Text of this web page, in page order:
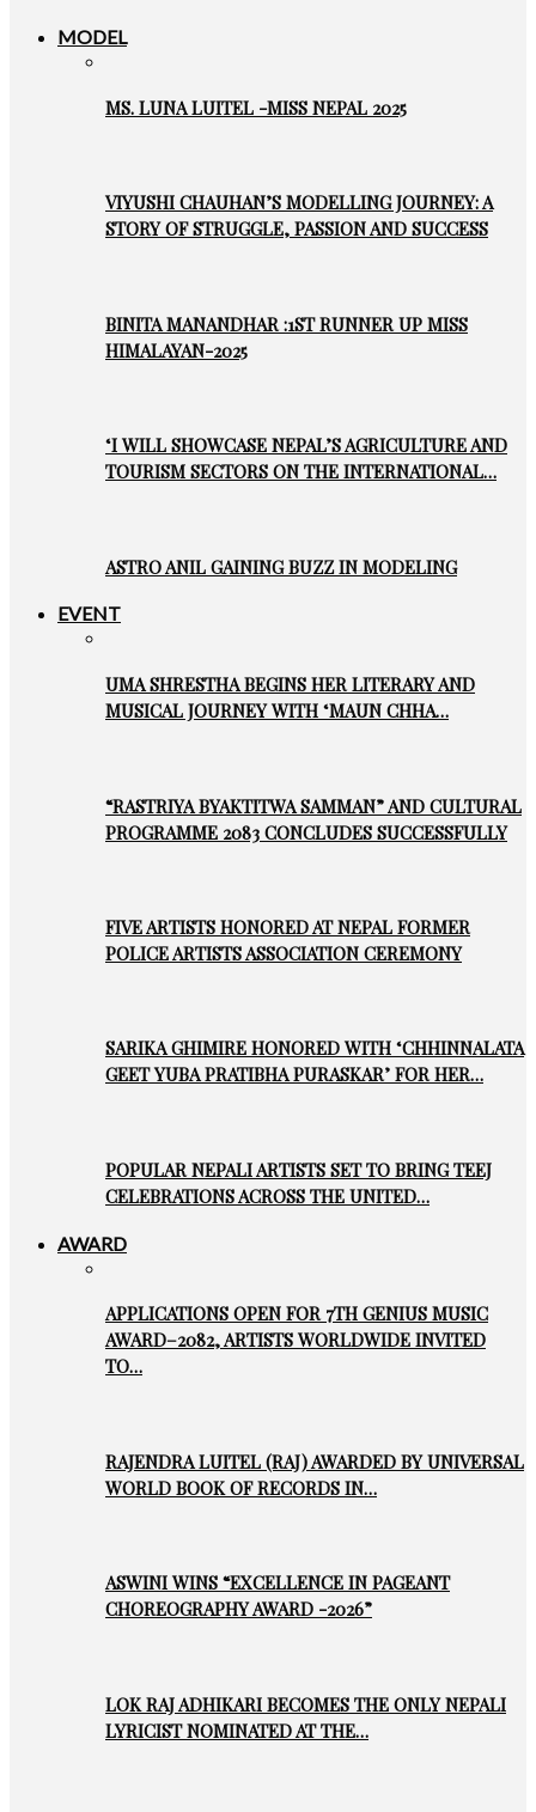
MODEL
MS. LUNA LUITEL -MISS NEPAL 2025
VIYUSHI CHAUHAN’S MODELLING JOURNEY: A
STORY OF STRUGGLE, PASSION AND SUCCESS
BINITA MANANDHAR :1ST RUNNER UP MISS
HIMALAYAN-2025
‘I WILL SHOWCASE NEPAL’S AGRICULTURE AND
TOURISM SECTORS ON THE INTERNATIONAL…
ASTRO ANIL GAINING BUZZ IN MODELING
EVENT
UMA SHRESTHA BEGINS HER LITERARY AND
MUSICAL JOURNEY WITH ‘MAUN CHHA…
“RASTRIYA BYAKTITWA SAMMAN” AND CULTURAL
PROGRAMME 2083 CONCLUDES SUCCESSFULLY
FIVE ARTISTS HONORED AT NEPAL FORMER
POLICE ARTISTS ASSOCIATION CEREMONY
SARIKA GHIMIRE HONORED WITH ‘CHHINNALATA
GEET YUBA PRATIBHA PURASKAR’ FOR HER…
POPULAR NEPALI ARTISTS SET TO BRING TEEJ
CELEBRATIONS ACROSS THE UNITED…
AWARD
APPLICATIONS OPEN FOR 7TH GENIUS MUSIC
AWARD–2082, ARTISTS WORLDWIDE INVITED
TO…
RAJENDRA LUITEL (RAJ) AWARDED BY UNIVERSAL
WORLD BOOK OF RECORDS IN…
ASWINI WINS “EXCELLENCE IN PAGEANT
CHOREOGRAPHY AWARD -2026”
LOK RAJ ADHIKARI BECOMES THE ONLY NEPALI
LYRICIST NOMINATED AT THE…